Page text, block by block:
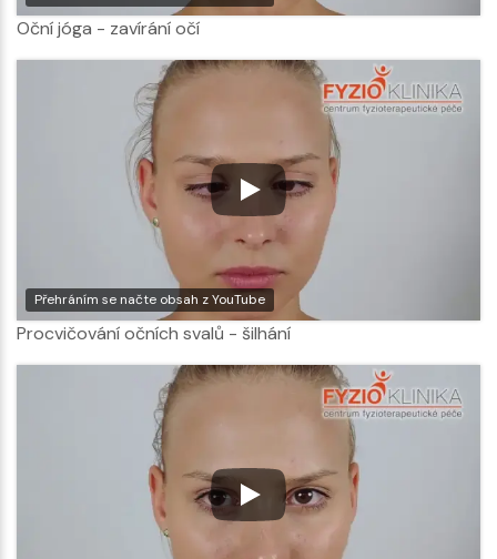
Oční jóga - zavírání očí
Přehráním se načte obsah z YouTube
Procvičování očních svalů - šilhání